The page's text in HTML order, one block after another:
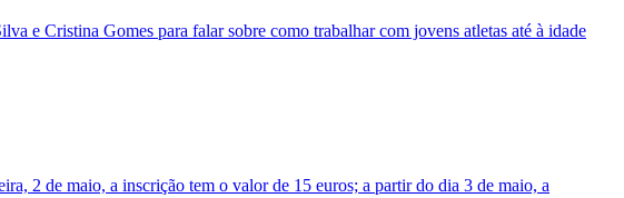
e Cristina Gomes para falar sobre como trabalhar com jovens atletas até à idade
2 de maio, a inscrição tem o valor de 15 euros; a partir do dia 3 de maio, a